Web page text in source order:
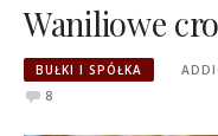
Waniliowe
BUŁKI I SPÓŁKA
8